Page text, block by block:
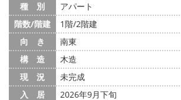
種 別
アパート
階数/階建
1階/2階建
向 き
南東
構 造
木造
現 況
未完成
入 居
2026年9月下旬